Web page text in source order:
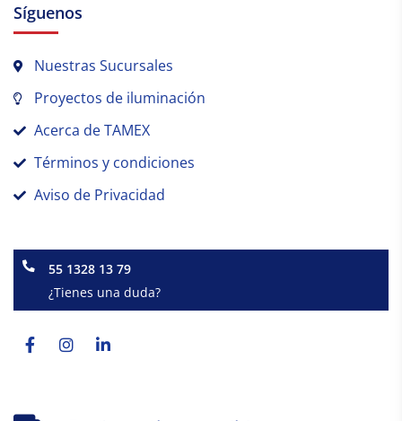
Síguenos
Nuestras Sucursales
Proyectos de iluminación
Acerca de TAMEX
Términos y condiciones
Aviso de Privacidad
55 1328 13 79
¿Tienes una duda?
f